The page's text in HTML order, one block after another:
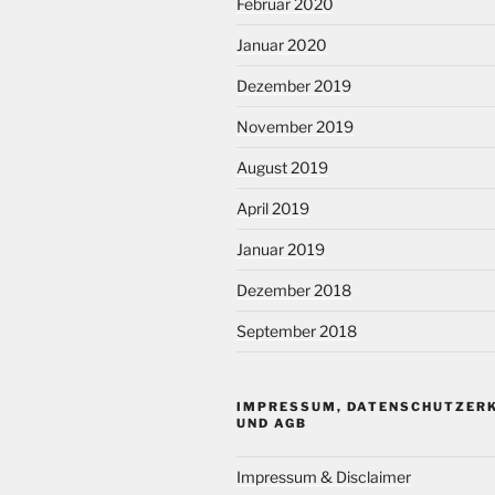
Februar 2020
Januar 2020
Dezember 2019
November 2019
August 2019
April 2019
Januar 2019
Dezember 2018
September 2018
IMPRESSUM,
UND AGB
Impressum & Disclaimer